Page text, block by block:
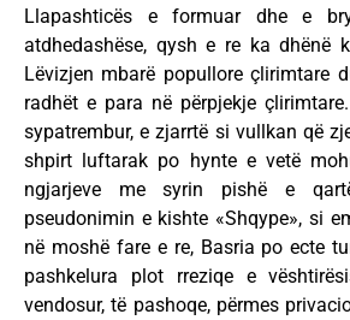
Llapashticës e formuar dhe e
atdhedashëse, qysh e re ka dhënë
Lëvizjen mbarë popullore çlirimtare
radhët e para në përpjekje
sypatrembur, e zjarrtë si vullkan që
shpirt luftarak po hynte e vetë
ngjarjeve me syrin pishë e
pseudonimin e kishte «Shqype», si
në moshë fare e re, Basria po ecte
pashkelura plot rreziqe e
vendosur, të pashoqe, përmes